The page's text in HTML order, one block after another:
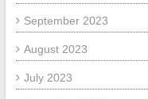
September 2023
August 2023
July 2023